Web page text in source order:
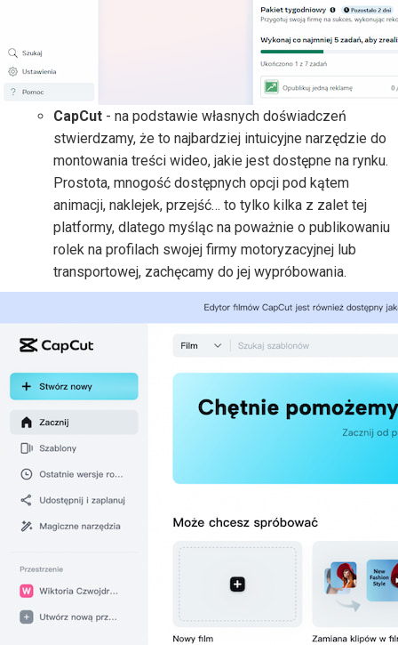
CapCut - na podstawie własnych doświadczeń
stwierdzamy, że to najbardziej intuicyjne narzędzie do
montowania treści wideo, jakie jest dostępne na rynku.
Prostota, mnogość dostępnych opcji pod kątem
animacji, naklejek, przejść… to tylko kilka z zalet tej
platformy, dlatego myśląc na poważnie o publikowaniu
rolek na profilach swojej firmy motoryzacyjnej lub
transportowej, zachęcamy do jej wypróbowania.